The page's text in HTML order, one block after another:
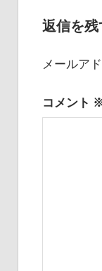
ナ
ビ
ー
記
返信を残
メールア
コメント